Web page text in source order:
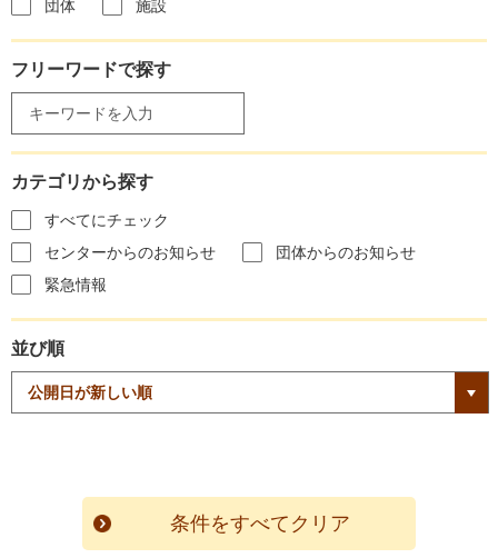
団体 施設
フリーワードで探す
カテゴリから探す
すべてにチェック
センターからのお知らせ
団体からのお知らせ
緊急情報
並び順